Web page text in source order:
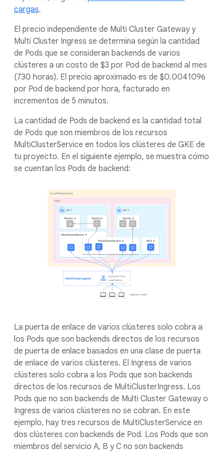
cargas.
El precio independiente de Multi Cluster Gateway y
Multi Cluster Ingress se determina según la cantidad
de Pods que se consideran backends de varios
clústeres a un costo de $3 por Pod de backend al mes
(730 horas). El precio aproximado es de $0.0041096
por Pod de backend por hora, facturado en
incrementos de 5 minutos.
La cantidad de Pods de backend es la cantidad total
de Pods que son miembros de los recursos
MultiClusterService en todos los clústeres de GKE de
tu proyecto. En el siguiente ejemplo, se muestra cómo
se cuentan los Pods de backend:
La puerta de enlace de varios clústeres solo cobra a
los Pods que son backends directos de los recursos
de puerta de enlace basados en una clase de puerta
de enlace de varios clústeres. El Ingress de varios
clústeres solo cobra a los Pods que son backends
directos de los recursos de MultiClusterIngress. Los
Pods que no son backends de Multi Cluster Gateway o
Ingress de varios clústeres no se cobran. En este
ejemplo, hay tres recursos de MultiClusterService en
dos clústeres con backends de Pod. Los Pods que son
miembros del servicio A, B y C no son backends